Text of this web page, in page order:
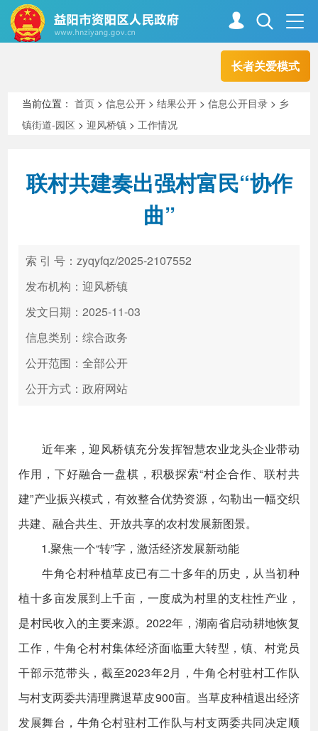
长者关爱模式
走进资阳
新闻中心 解读回应
政务服务
高效办成一件事
当前位置：首页 >信息公开 >结果公开 >信息公开目录 > 乡
镇街道-园区 >迎风桥镇 >工作情况
联村共建奏出强村富民“协作
曲”
索 引 号：zyqyfqz/2025-2107552
发布机构：迎风桥镇
发文日期：2025-11-03
信息类别：综合政务
公开范围：全部公开
公开方式：政府网站
近年来，迎风桥镇充分发挥智慧农业龙头企业带动
作用，下好融合一盘棋，积极探索“村企合作、联村共
建”产业振兴模式，有效整合优势资源，勾勒出一幅交织
共建、融合共生、开放共享的农村发展新图景。
1.聚焦一个“转”字，激活经济发展新动能
牛角仑村种植草皮已有二十多年的历史，从当初种
植十多亩发展到上千亩，一度成为村里的支柱性产业，
是村民收入的主要来源。2022年，湖南省启动耕地恢复
工作，牛角仑村村集体经济面临重大转型，镇、村党员
干部示范带头，截至2023年2月，牛角仑村驻村工作队
与村支两委共清理腾退草皮900亩。当草皮种植退出经济
发展舞台，牛角仑村驻村工作队与村支两委共同决定顺